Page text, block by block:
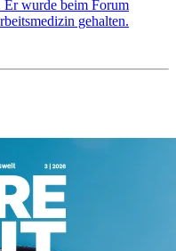
Er wurde beim Forum
gehalten.